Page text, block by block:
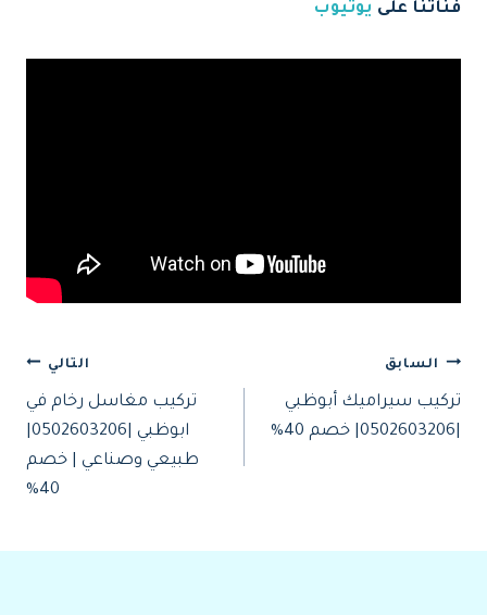
فناتنا على يوتيوب
تصفّح
المقالات
السابق
تركيب سيراميك أبوظبي
التالي
تركيب مغاسل رخام في
طبيعي وصناعي | خصم
40%